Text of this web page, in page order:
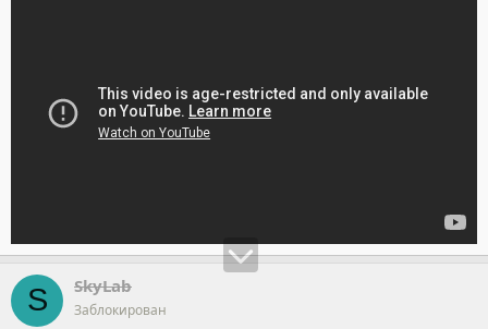
S SkyLab
Заблокирован